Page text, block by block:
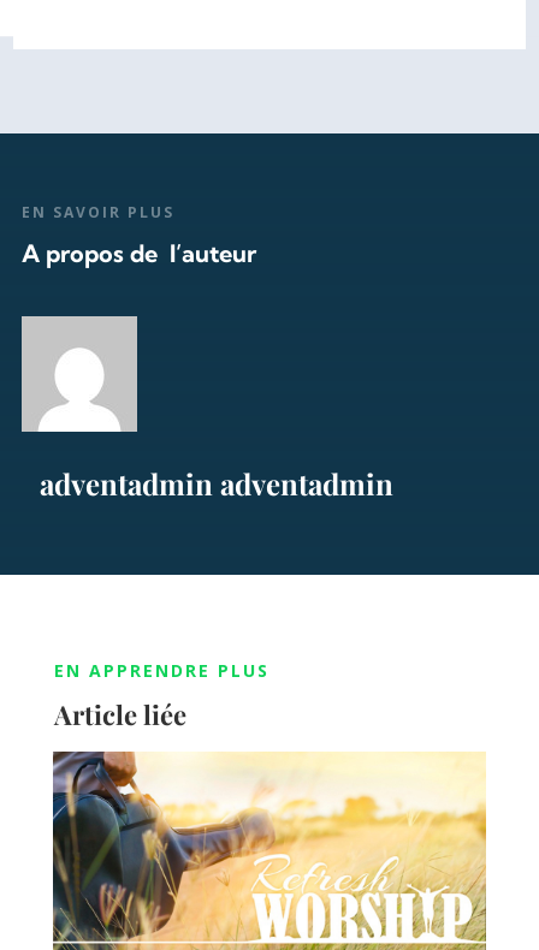
EN SAVOIR PLUS
A propos de l’auteur
adventadmin adventadmin
EN APPRENDRE PLUS
Article liée